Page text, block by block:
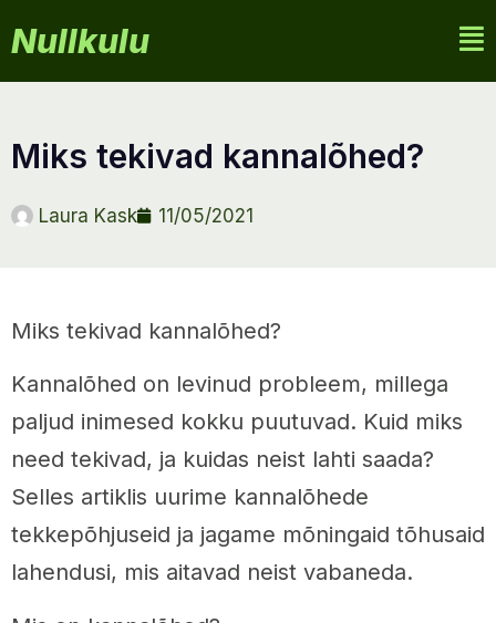
Nullkulu
miks tekivad kannalõhed?
Laura Kask 11/05/2021
Miks tekivad kannalõhed?
Kannalõhed on levinud probleem, millega
paljud inimesed kokku puutuvad. Kuid miks
need tekivad, ja kuidas neist lahti saada?
Selles artiklis uurime kannalõhede
tekkepõhjuseid ja jagame mõningaid tõhusaid
lahendusi, mis aitavad neist vabaneda.